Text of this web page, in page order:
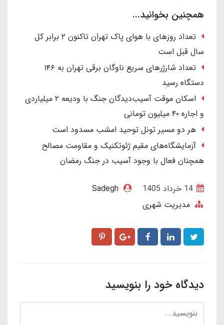
همچنین بخوانید...
تعداد روزهای با هوای پاک تهران تاکنون ۲ برابر کل
سال قبل است
تعداد شارژرهای سریع ناوگان برقی تهران به ۱۴۶
دستگاه رسید
اسکان موقت آسیب‌دیدگان جنگ با ودیعه ۲ میلیاردی
و اجاره ۴۰ میلیون تومانی
هر دو مسیر تونل توحید امشب مسدود است
آزمایشگاه‌های مقیم ژئوتکنیک و مقاومت مصالح
همچنان فعال با وجود آسیب در جنگ رمضان
Sadegh
مدیریت شهری
دیدگاه خود را بنویسید